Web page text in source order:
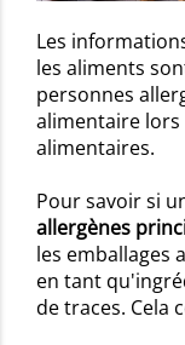
Les
les aliments
personnes
alimentaire
alimentaires.
Pour savoir si
allergènes
les emballages
en tant
de traces. Cela